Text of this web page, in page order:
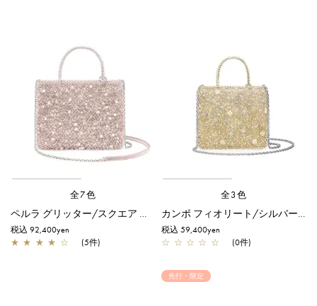
全7色
ペルラ グリッター/スクエア ミディアム/パウダリーピンクシルバー
税込 92,400yen
★ ★ ★ ★ ☆ (5件)
全3色
カンポ フィオリート/シルバーゴールド
税込 59,400yen
☆ ☆ ☆ ☆ ☆ (0件)
先行・限定